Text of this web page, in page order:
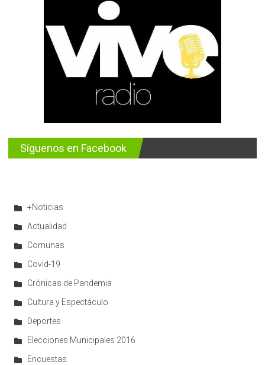
Síguenos en Facebook
+Noticias
Actualidad
Comunas
Covid-19
Crónicas de Pandemia
Cultura y Espectáculo
Deportes
Elecciones Municipales 2016
Encuestas